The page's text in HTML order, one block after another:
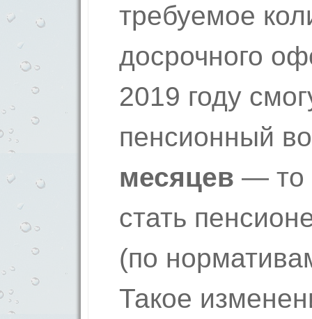
требуемое
досрочного
2019 году
пенсионный
месяцев — то
стать
(по
Такое